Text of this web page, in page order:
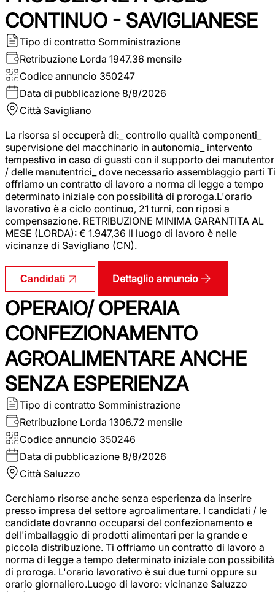
CONTINUO - SAVIGLIANESE
Tipo di contratto Somministrazione
Retribuzione Lorda 1947.36 mensile
Codice annuncio 350247
Data di pubblicazione 8/8/2026
Città Savigliano
La risorsa si occuperà di:_ controllo qualità componenti_
supervisione del macchinario in autonomia_ intervento
tempestivo in caso di guasti con il supporto dei
/ delle manutentrici_ dove necessario assemblaggio parti Ti
offriamo un contratto di lavoro a norma di legge a tempo
determinato iniziale con possibilità di proroga.L'orario
lavorativo è a ciclo continuo, 21 turni, con riposi a
compensazione. RETRIBUZIONE MINIMA GARANTITA AL
MESE (LORDA): € 1.947,36 Il luogo di lavoro è nelle
vicinanze di Savigliano (CN).
Candidati Dettaglio annuncio
OPERAIO/ OPERAIA
CONFEZIONAMENTO
AGROALIMENTARE ANCHE
SENZA ESPERIENZA
Tipo di contratto Somministrazione
Retribuzione Lorda 1306.72 mensile
Codice annuncio 350246
Data di pubblicazione 8/8/2026
Città Saluzzo
Cerchiamo risorse anche senza esperienza da inserire
presso impresa del settore agroalimentare. I candidati / le
candidate dovranno occuparsi del confezionamento e
dell'imballaggio di prodotti alimentari per la grande e
piccola distribuzione. Ti offriamo un contratto di lavoro a
norma di legge a tempo determinato iniziale con possibilità
di proroga. L'orario lavorativo è sui due turni oppure su
orario giornaliero.Luogo di lavoro: vicinanze Saluzzo